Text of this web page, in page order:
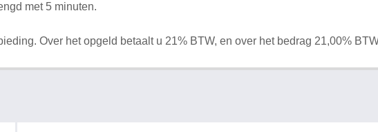
met 5 minuten.
Over het opgeld betaalt u 21% BTW, en over het bedrag 21,00%